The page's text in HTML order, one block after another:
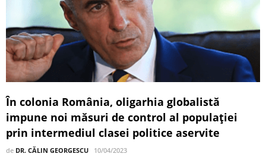
În colonia România, oligarhia globalistă
impune noi măsuri de control al populației
prin intermediul clasei politice aservite
de DR. CĂLIN GEORGESCU 10/04/2023